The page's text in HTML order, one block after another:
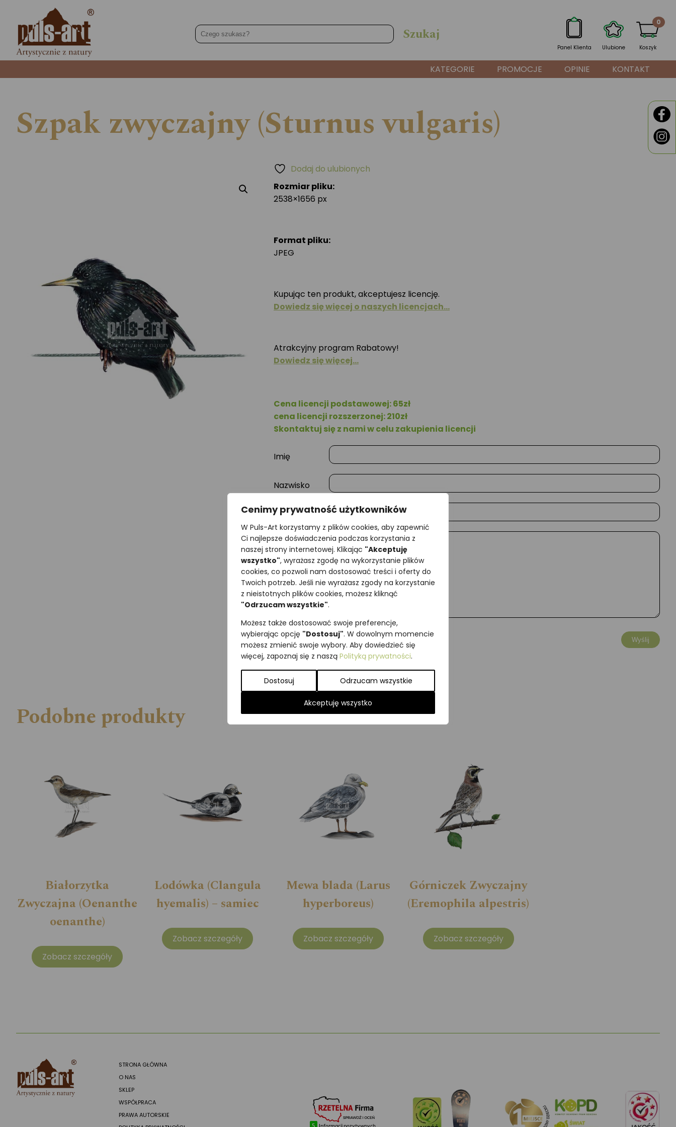
Cenimy prywatność użytkowników
W Puls-Art korzystamy z plików cookies, aby zapewnić
Ci najlepsze doświadczenia podczas korzystania z
naszej strony internetowej. Klikając "Akceptuję
wszystko", wyrażasz zgodę na wykorzystanie plików
cookies, co pozwoli nam dostosować treści i oferty do
Twoich potrzeb. Jeśli nie wyrażasz zgody na korzystanie
z nieistotnych plików cookies, możesz kliknąć
"Odrzucam wszystkie".
Możesz także dostosować swoje preferencje,
wybierając opcję "Dostosuj". W dowolnym momencie
możesz zmienić swoje wybory. Aby dowiedzieć się
więcej, zapoznaj się z naszą Polityką prywatności.
Dostosuj Odrzucam wszystkie
Akceptuję wszystko
Panel Klienta Ulubione Koszyk
0
KATEGORIE PROMOCJE OPINIE KONTAKT
Szpak zwyczajny (Sturnus vulgaris)
Rozmiar pliku:
2538×1656 px
Format pliku:
JPEG
Kupując ten produkt, akceptujesz licencję.
Dowiedz się więcej o naszych licencjach…
Atrakcyjny program Rabatowy!
Dowiedz się więcej…
Cena licencji podstawowej: 65zł
cena licencji rozszerzonej: 210zł
Skontaktuj się z nami w celu zakupienia licencji
Imię
Nazwisko
E-mail
Wiadomość
Dodaj do ulubionych
Najniższa cena z ostatnich 30 dni:65,00
SKU:Brak danych
Kategorie:
ILUSTRACJE,Ptaki,Śpiewające
Podobne produkty
Białorzytka
Zwyczajna (Oenanthe
oenanthe)
Zobacz szczegóły
Lodówka (Clangula
hyemalis) – samiec
Zobacz szczegóły
Mewa blada (Larus
hyperboreus)
Zobacz szczegóły
Górniczek Zwyczajny
(Eremophila alpestris)
Zobacz szczegóły
STRONA GŁÓWNA
O NAS
SKLEP
WSPÓŁPRACA
PRAWA AUTORSKIE